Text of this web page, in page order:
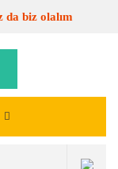
da biz olalım